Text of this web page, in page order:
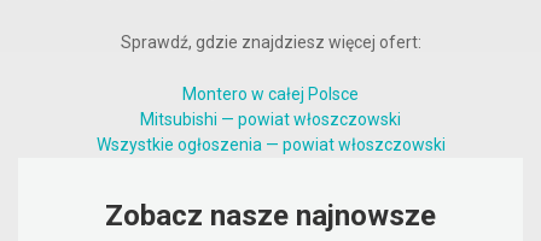
Sprawdź, gdzie znajdziesz więcej ofert:
Montero w całej Polsce
Mitsubishi — powiat włoszczowski
Wszystkie ogłoszenia — powiat włoszczowski
Zobacz nasze najnowsze